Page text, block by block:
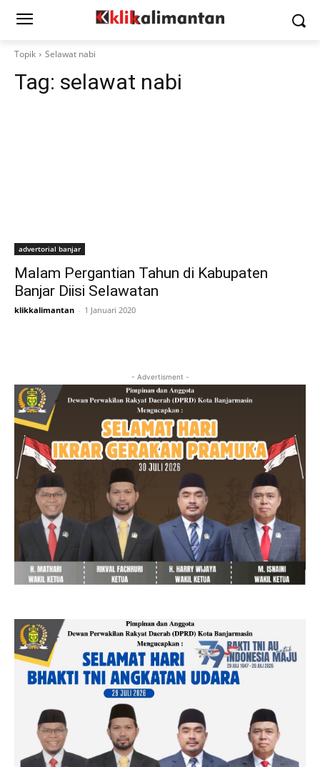
Topik Selawat nabi
Tag: selawat nabi
advertorial banjar
Malam Pergantian Tahun di Kabupaten
Banjar Diisi Selawatan
klikkalimantan - 1 Januari 2020
- Advertisment -